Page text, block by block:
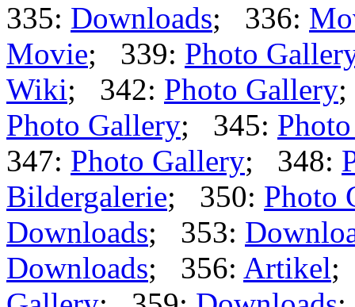
335: Downloads; 336:
Movie; 339: Photo
Wiki; 342: Photo Gallery
Photo Gallery; 345:
347: Photo Gallery; 348:
Bildergalerie; 350: Photo
Downloads; 353:
Downloads; 356: Artikel;